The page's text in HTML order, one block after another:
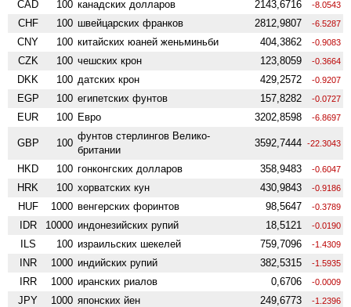
CAD 100 канадских долларов 2143,6716 -8.0543
CHF 100 швейцарских франков 2812,9807 -6.5287
CNY 100 китайских юаней женьминьби 404,3862 -0.9083
CZK 100 чешских крон 123,8059 -0.3664
DKK 100 датских крон 429,2572 -0.9207
EGP 100 египетских фунтов 157,8282 -0.0727
EUR 100 Евро 3202,8598 -6.8697
GBP 100
фунтов стерлингов Велико­
британии
3592,7444 -22.3043
HKD 100 гонконгских долларов 358,9483 -0.6047
HRK 100 хорватских кун 430,9843 -0.9186
HUF 1000 венгерских форинтов 98,5647 -0.3789
IDR 10000 индонезийских рупий 18,5121 -0.0190
ILS 100 израильских шекелей 759,7096 -1.4309
INR 1000 индийских рупий 382,5315 -1.5935
IRR 1000 иранских риалов 0,6706 -0.0009
JPY 1000 японских йен 249,6773 -1.2396